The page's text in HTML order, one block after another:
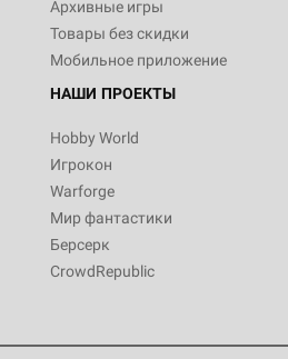
Архивные игры
Товары без скидки
Мобильное приложение
НАШИ ПРОЕКТЫ
Hobby World
Игрокон
Warforge
Мир фантастики
Берсерк
CrowdRepublic